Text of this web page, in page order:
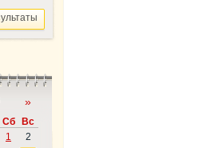
»
Сб
Вс
1
2